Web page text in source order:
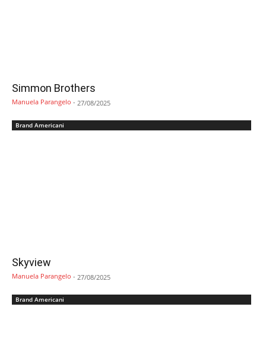
Simmon Brothers
Manuela Parangelo - 27/08/2025
Brand Americani
Skyview
Manuela Parangelo - 27/08/2025
Brand Americani